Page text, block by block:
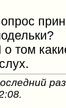
о том
.